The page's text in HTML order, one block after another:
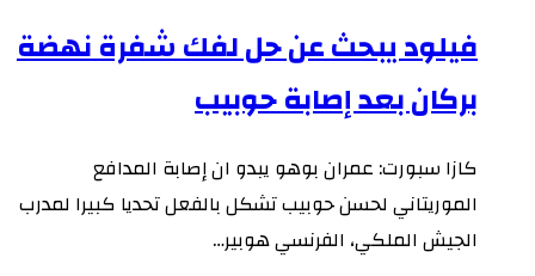
فيلود يبحث عن حل لفك شفرة نهضة
بركان بعد إصابة حوبيب
كازا سبورت: عمران بوهو يبدو ان إصابة المدافع
الموريتاني لحسن حوبيب تشكل بالفعل تحديا كبيرا لمدرب
الجيش الملكي، الفرنسي هوبير…